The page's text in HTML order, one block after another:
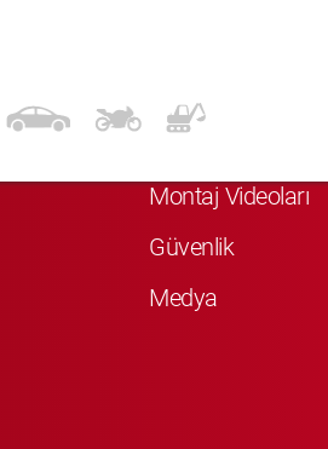
Montaj Videoları
Güvenlik
Medya